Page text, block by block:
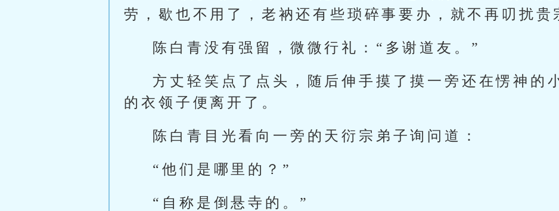
劳，歇也不用了，老衲还有些琐碎事要办，就不再叨扰贵
陈白青没有强留，微微行礼：“多谢道友。”
方丈轻笑点了点头，随后伸手摸了摸一旁还在愣神的
的衣领子便离开了。
陈白青目光看向一旁的天衍宗弟子询问道：
“他们是哪里的？”
“自称是倒悬寺的。”